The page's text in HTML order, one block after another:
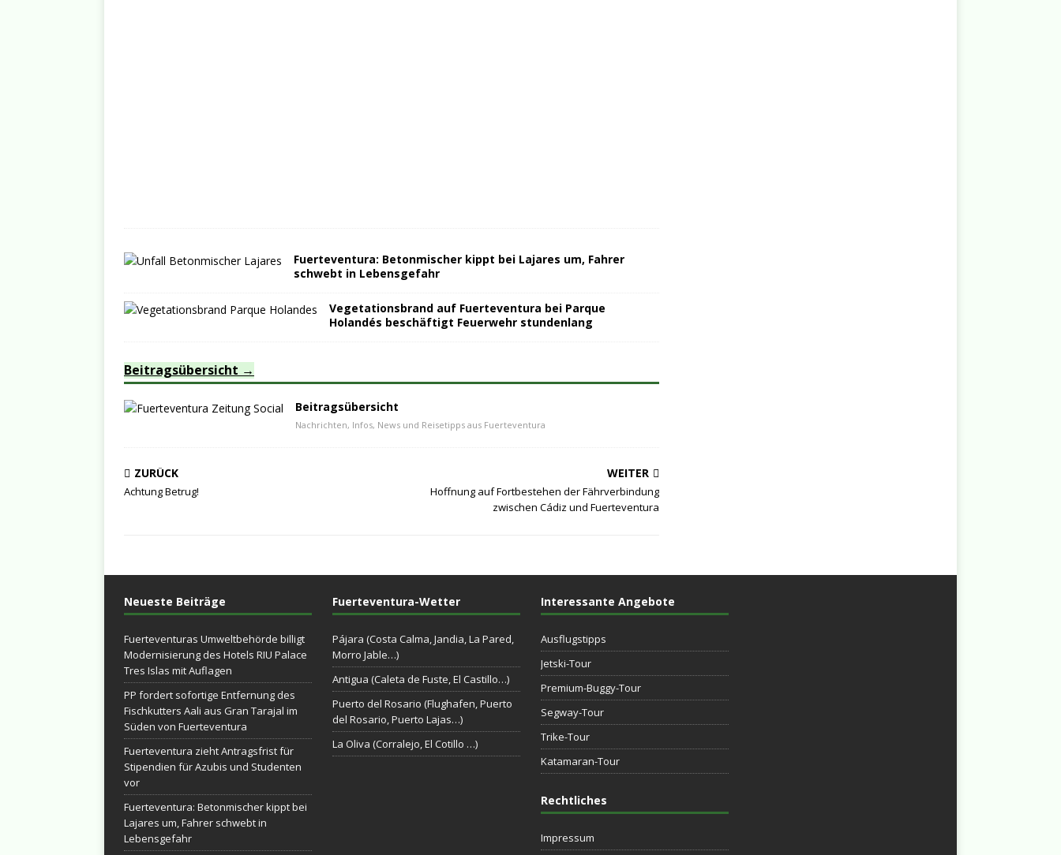
Fuerteventura: Betonmischer kippt bei Lajares um, Fahrer
schwebt in Lebensgefahr
Vegetationsbrand auf Fuerteventura bei Parque
Holandés beschäftigt Feuerwehr stundenlang
Beitragsübersicht
Beitragsübersicht
Nachrichten, Infos, News und Reisetipps aus Fuerteventura
ZURÜCK
Achtung Betrug!
WEITER
Hoffnung auf Fortbestehen der Fährverbindung
zwischen Cádiz und Fuerteventura
Neueste Beiträge
Fuerteventuras Umweltbehörde billigt
Modernisierung des Hotels RIU Palace
Tres Islas mit Auflagen
PP fordert sofortige Entfernung des
Fischkutters Aali aus Gran Tarajal im
Süden von Fuerteventura
Fuerteventura zieht Antragsfrist für
Stipendien für Azubis und Studenten
vor
Fuerteventura: Betonmischer kippt bei
Lajares um, Fahrer schwebt in
Lebensgefahr
Fuerteventura-Wetter
Pájara (Costa Calma, Jandia, La Pared,
Morro Jable…)
Antigua (Caleta de Fuste, El Castillo…)
Puerto del Rosario (Flughafen, Puerto
del Rosario, Puerto Lajas…)
La Oliva (Corralejo, El Cotillo …)
Interessante Angebote
Ausflugstipps
Jetski-Tour
Premium-Buggy-Tour
Segway-Tour
Trike-Tour
Katamaran-Tour
Rechtliches
Impressum